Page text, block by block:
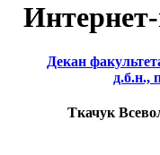
Декан
д.б.н.,
Ткачук